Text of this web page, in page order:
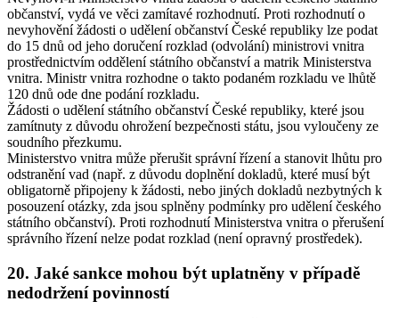
občanství, vydá ve věci zamítavé rozhodnutí. Proti rozhodnutí o
nevyhovění žádosti o udělení občanství České republiky lze podat
do 15 dnů od jeho doručení rozklad (odvolání) ministrovi vnitra
prostřednictvím oddělení státního občanství a matrik Ministerstva
vnitra. Ministr vnitra rozhodne o takto podaném rozkladu ve lhůtě
120 dnů ode dne podání rozkladu.
Žádosti o udělení státního občanství České republiky, které jsou
zamítnuty z důvodu ohrožení bezpečnosti státu, jsou vyloučeny ze
soudního přezkumu.
Ministerstvo vnitra může přerušit správní řízení a stanovit lhůtu pro
odstranění vad (např. z důvodu doplnění dokladů, které musí být
obligatorně připojeny k žádosti, nebo jiných dokladů nezbytných k
posouzení otázky, zda jsou splněny podmínky pro udělení českého
státního občanství). Proti rozhodnutí Ministerstva vnitra o přerušení
správního řízení nelze podat rozklad (není opravný prostředek).
20. Jaké sankce mohou být uplatněny v případě
nedodržení povinností